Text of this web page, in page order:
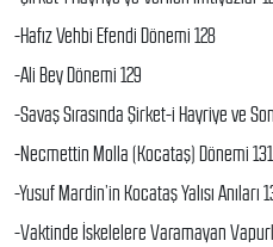
-Hafız Vehbi Efendi Dönemi 128
-Ali Bey Dönemi 129
-Savaş Sırasında Şirket-i Hayriye ve
-Necmettin Molla (Kocataş) Dönemi 131
-Yusuf Mardin’in Kocataş Yalısı Anıları
-Vaktinde İskelelere Varamayan